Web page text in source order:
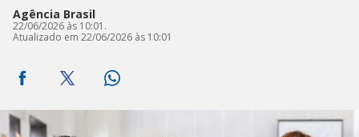
Agência Brasil
22/06/2026 às 10:01.
Atualizado em 22/06/2026 às 10:01